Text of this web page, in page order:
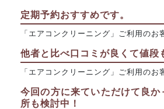
定期予約おすすめです。
「エアコンクリーニング」ご利用のお
他者と比べ口コミが良くて値段
「エアコンクリーニング」ご利用のお
今回の方に来ていただけて良か
所も検討中！